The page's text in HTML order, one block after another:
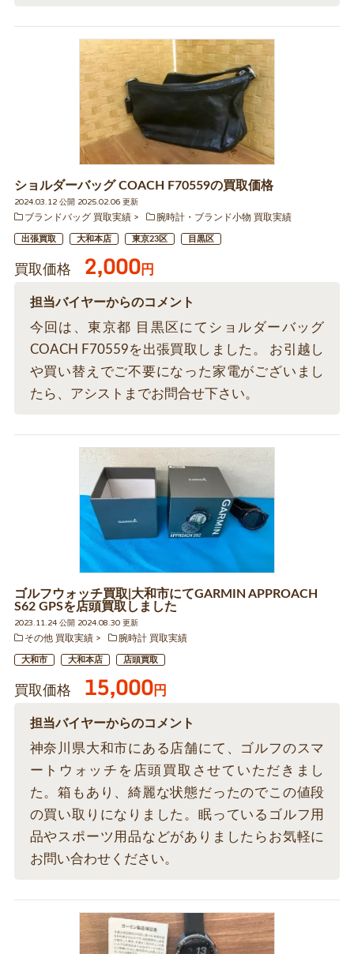
ショルダーバッグ COACH F70559の買取価格
2024.03.12 公開 2025.02.06 更新
ブランドバッグ 買取実績
腕時計・ブランド小物 買取実績
出張買取 大和本店 東京23区 目黒区
買取価格 2,000円
担当バイヤーからのコメント
今回は、東京都 目黒区にてショルダーバッグ
COACH F70559を出張買取しました。 お引越し
や買い替えでご不要になった家電がございまし
たら、アシストまでお問合せ下さい。
ゴルフウォッチ買取|大和市にてGARMIN APPROACH
S62 GPSを店頭買取しました
2023.11.24 公開 2024.08.30 更新
その他 買取実績
腕時計 買取実績
大和市 大和本店 店頭買取
買取価格 15,000円
担当バイヤーからのコメント
神奈川県大和市にある店舗にて、ゴルフのスマ
ートウォッチを店頭買取させていただきまし
た。箱もあり、綺麗な状態だったのでこの値段
の買い取りになりました。眠っているゴルフ用
品やスポーツ用品などがありましたらお気軽に
お問い合わせください。